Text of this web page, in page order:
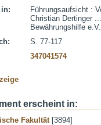
in:
Führungsaufsicht :
Christian Dertinger
Bewährungshilfe
S. 77-117
347041574
erscheint in:
Fakultät[3894]